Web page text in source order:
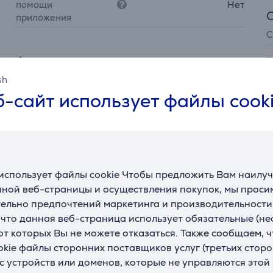
сайт использует файлы
файлы cookie Чтобы предложить Вам
веб-страницы и осуществления покупок, мы
предпочтений маркетинга и
данная веб-страница использует обязательные
которых Вы не можете отказаться. Также сообщаем,
файлы сторонних поставщиков услуг (третьих
устройств или доменов, которые не управляются
помощи
приложения
Нет
Аккумулятор
MagSafe
Нет
аккумулятора зарядного
футляра до
15 ч
Быстрая зарядка Нет